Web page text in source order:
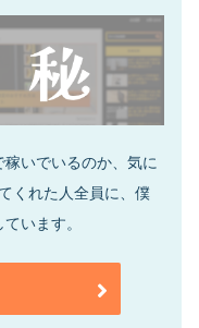
いでいるのか、気に
くれた人全員に、僕
います。